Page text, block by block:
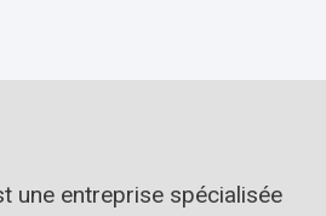
une entreprise spécialisée